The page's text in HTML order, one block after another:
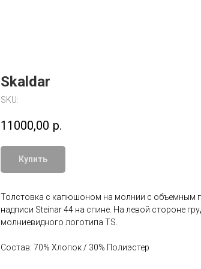
Skaldar
SKU:
11000,00 р.
Купить
Толстовка с капюшоном на молнии с объемным
надписи Steinar 44 на спине. На левой стороне
молниевидного логотипа TS.
Состав: 70% Хлопок / 30% Полиэстер